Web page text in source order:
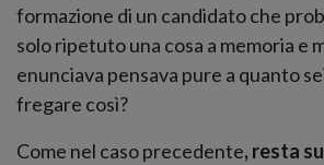
formazione di un candidato che
solo ripetuto una cosa a memoria e
enunciava pensava pure a quanto
fregare così?
Come nel caso precedente, resta